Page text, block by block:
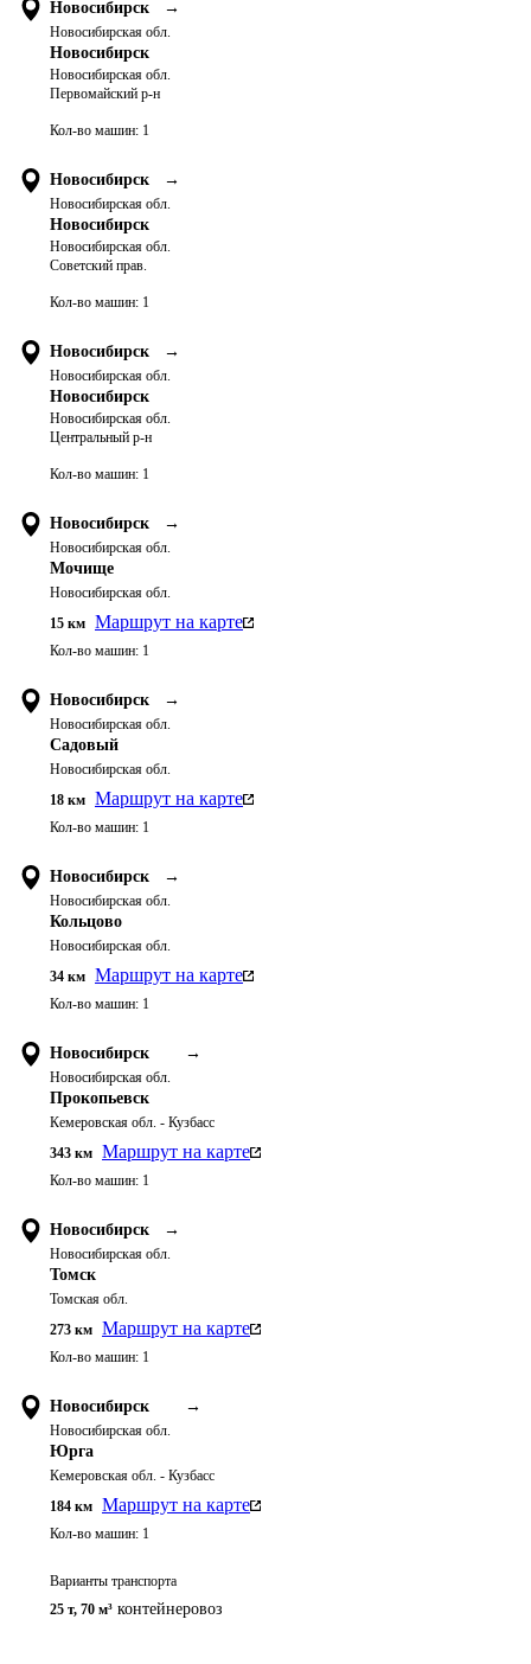
Новосибирск →
Новосибирская обл.
Новосибирск
Новосибирская обл.
Первомайский р-н
Кол-во машин: 1
Новосибирск →
Новосибирская обл.
Новосибирск
Новосибирская обл.
Советский прав.
Кол-во машин: 1
Новосибирск →
Новосибирская обл.
Новосибирск
Новосибирская обл.
Центральный р-н
Кол-во машин: 1
Новосибирск →
Новосибирская обл.
Мочище
Новосибирская обл.
15 км Маршрут на карте
Кол-во машин: 1
Новосибирск →
Новосибирская обл.
Садовый
Новосибирская обл.
18 км Маршрут на карте
Кол-во машин: 1
Новосибирск →
Новосибирская обл.
Кольцово
Новосибирская обл.
34 км Маршрут на карте
Кол-во машин: 1
Новосибирск →
Новосибирская обл.
Прокопьевск
Кемеровская обл. - Кузбасс
343 км Маршрут на карте
Кол-во машин: 1
Новосибирск →
Новосибирская обл.
Томск
Томская обл.
273 км Маршрут на карте
Кол-во машин: 1
Новосибирск →
Новосибирская обл.
Юрга
Кемеровская обл. - Кузбасс
184 км Маршрут на карте
Кол-во машин: 1
Варианты транспорта
25 т, 70 м³ контейнеровоз